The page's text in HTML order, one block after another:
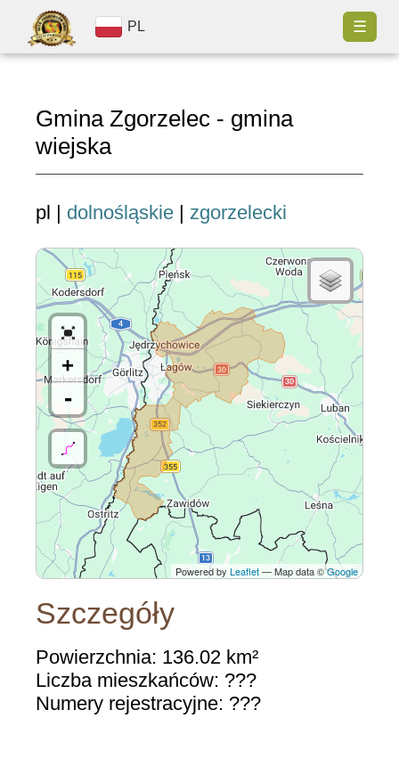
PL ☰
Gmina Zgorzelec - gmina
wiejska
pl | dolnośląskie | zgorzelecki
+
-
Powered byLeaflet— Map data ©Google
Szczegóły
Powierzchnia: 136.02 km²
Liczba mieszkańców: ???
Numery rejestracyjne: ???